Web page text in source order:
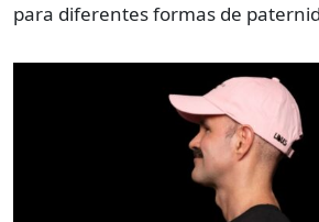
para diferentes formas de